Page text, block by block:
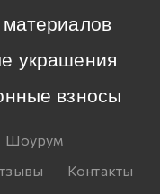
украшения
взносы
Шоурум
Контакты